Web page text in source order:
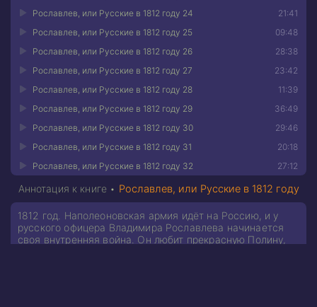
21:41
Рославлев, или Русские в 1812 году 24
09:48
Рославлев, или Русские в 1812 году 25
28:38
Рославлев, или Русские в 1812 году 26
23:42
Рославлев, или Русские в 1812 году 27
11:39
Рославлев, или Русские в 1812 году 28
36:49
Рославлев, или Русские в 1812 году 29
29:46
Рославлев, или Русские в 1812 году 30
20:18
Рославлев, или Русские в 1812 году 31
27:12
Рославлев, или Русские в 1812 году 32
Аннотация к книге • Рославлев, или Русские в 1812 году
1812 год. Наполеоновская армия идёт на Россию, и у
русского офицера Владимира Рославлева начинается
своя внутренняя война. Он любит прекрасную Полину,